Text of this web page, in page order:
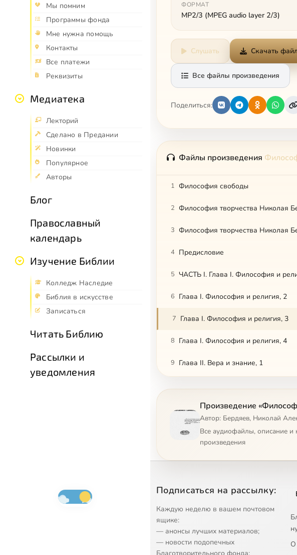
Мы помним
Программы фонда
Мне нужна помощь
Контакты
Все платежи
Реквизиты
Медиатека
Лекторий
Сделано в Предании
Новинки
Популярное
Авторы
Блог
Православный
календарь
Изучение Библии
Колледж Наследие
Библия в искусстве
Записаться
Читать Библию
Рассылки и
уведомления
ФОРМАТ
MP2/3 (MPEG audio layer 2/3)
Слушать Скачать
Все файлы произведения
Поделиться:
Файлы произведения
1 Философия свободы
2 Философия творчества Николая
3 Философия творчества Николая
4 Предисловие
5 ЧАСТЬ I. Глава I. Философия и
6 Глава I. Философия и религия, 2
7 Глава I. Философия и религия, 3
8 Глава I. Философия и религия, 4
9 Глава II. Вера и знание, 1
Глава II. Вера и знание, 3
Глава II. Вера и знание, 4
15 Глава III. Гносеологическая
16 Глава III. Гносеологическая
17 Глава III. Гносеологическая
Произведение
Автор: Бердяев, Николай
Все аудиофайлы, описание
произведения
Подписаться на рассылку:
Каждую неделю в вашем почтовом
ящике:
— анонсы лучших материалов;
— новости подопечных
О